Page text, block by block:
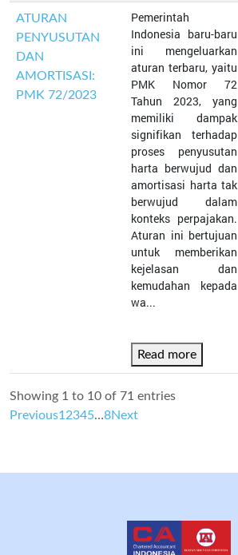
ATURAN
PENYUSUTAN
DAN
AMORTISASI:
PMK 72/2023
Pemerintah
Indonesia baru-baru
ini mengeluarkan
aturan terbaru, yaitu
PMK Nomor 72
Tahun 2023, yang
memiliki dampak
signifikan terhadap
proses penyusutan
harta berwujud dan
amortisasi harta tak
berwujud dalam
konteks perpajakan.
Aturan ini bertujuan
untuk memberikan
kejelasan dan
kemudahan kepada
wa...
Read more
Showing 1 to 10 of 71 entries
Previous1 2345…8Next